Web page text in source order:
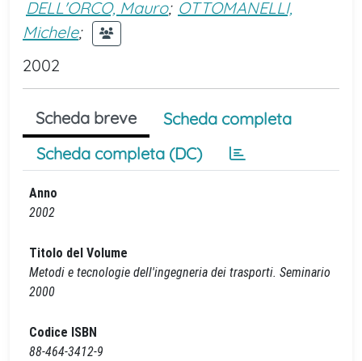
DELL'ORCO, Mauro; OTTOMANELLI,
Michele;
2002
Scheda breve
Scheda completa
Scheda completa (DC)
Anno
2002
Titolo del Volume
Metodi e tecnologie dell'ingegneria dei trasporti. Seminario
2000
Codice ISBN
88-464-3412-9